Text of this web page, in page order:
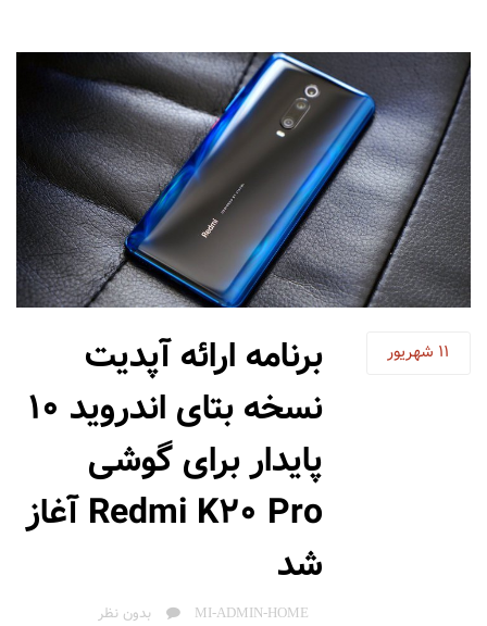
11 شهریور
برنامه ارائه آپدیت
نسخه بتای اندروید 10
پایدار برای گوشی
Redmi K20 Pro آغاز
شد
AUTHOR
MI-ADMIN-HOME بدون نظر